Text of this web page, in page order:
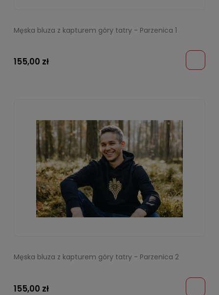
Męska bluza z kapturem góry tatry - Parzenica 1
155,00 zł
Męska bluza z kapturem góry tatry - Parzenica 2
155,00 zł